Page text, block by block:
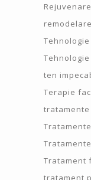
ten
Terapie
Tratament
tratament